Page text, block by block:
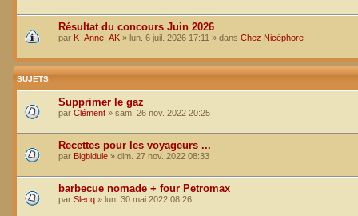
Résultat du concours Juin 2026
par K_Anne_AK » lun. 6 juil. 2026 17:11 » dans Chez Nicéphore
SUJETS
Supprimer le gaz
par Clément » sam. 26 nov. 2022 20:25
Recettes pour les voyageurs ...
par Bigbidule » dim. 27 nov. 2022 08:33
barbecue nomade + four Petromax
par Slecq » lun. 30 mai 2022 08:26